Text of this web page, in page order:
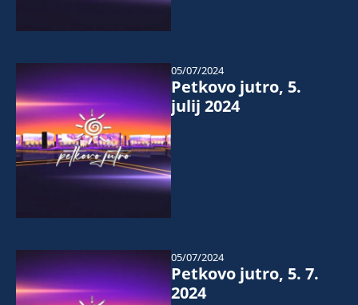
Petkovo jutro, 5.
julij 2024
05/07/2024
Petkovo jutro, 5. 7.
2024
05/07/2024